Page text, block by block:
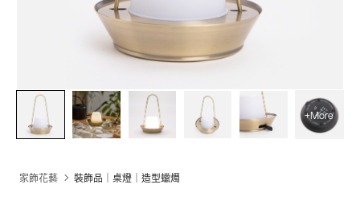
+More
家飾花藝 裝飾品｜桌燈｜造型蠟燭